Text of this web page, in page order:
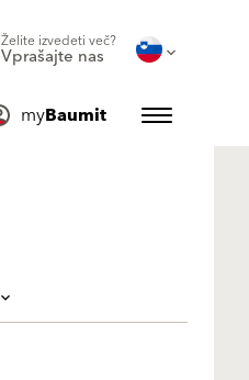
Želite izvedeti več?
Vprašajte nas
myBaumit